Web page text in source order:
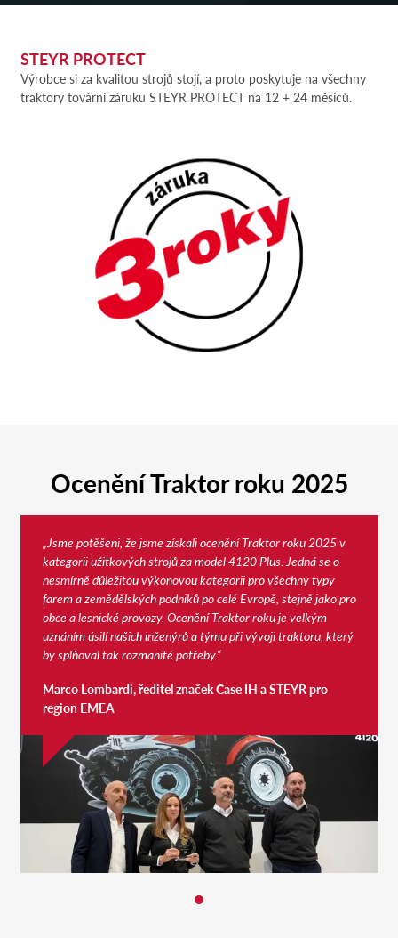
STEYR PROTECT
Výrobce si za kvalitou strojů stojí, a proto poskytuje na všechny
traktory tovární záruku STEYR PROTECT na 12 + 24 měsíců.
Ocenění Traktor roku 2025
„Jsme potěšeni, že jsme získali ocenění Traktor roku 2025 v
kategorii užitkových strojů za model 4120 Plus. Jedná se o
nesmírně důležitou výkonovou kategorii pro všechny typy
farem a zemědělských podniků po celé Evropě, stejně jako pro
obce a lesnické provozy. Ocenění Traktor roku je velkým
uznáním úsilí našich inženýrů a týmu při vývoji traktoru, který
by splňoval tak rozmanité potřeby.“
Marco Lombardi, ředitel značek Case IH a STEYR pro
region EMEA